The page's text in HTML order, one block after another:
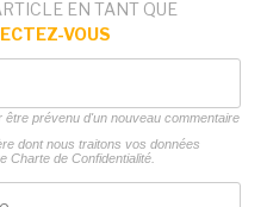
EN TANT QUE
VOUS
être prévenu d'un nouveau commentaire
dont nous traitons vos données
Charte de Confidentialité.